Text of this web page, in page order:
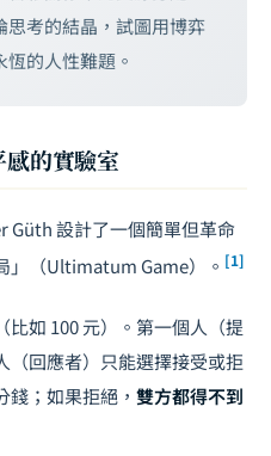
考的結晶，試圖用博弈
的人性難題。
的實驗室
Güth 設計了一個簡單但革命
」（Ultimatum Game）。 [1]
如 100 元）。第一個人（提
（回應者）只能選擇接受或拒
；如果拒絕， 雙方都得不到